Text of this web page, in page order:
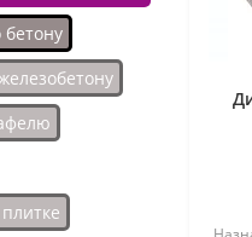
бетону